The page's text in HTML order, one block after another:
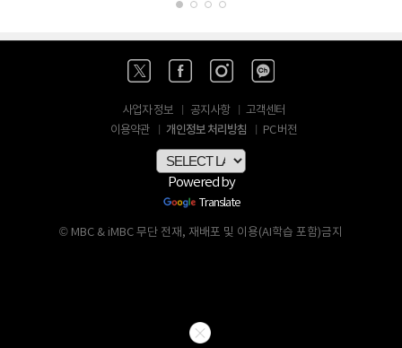
사업자 정보 공지사항
고객센터
이용약관
개인정보 처리방침 PC 버전
Powered by
Translate
© MBC & iMBC 무단 전재, 재배포 및 이용(AI학습 포함)금지